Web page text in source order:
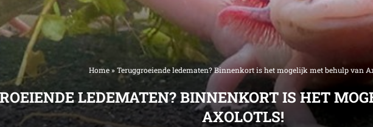
Home»Teruggroeiende ledematen? Binnenkort is het mogelijk met behulp van
LEDEMATEN? BINNENKORT IS HET
AXOLOTLS!